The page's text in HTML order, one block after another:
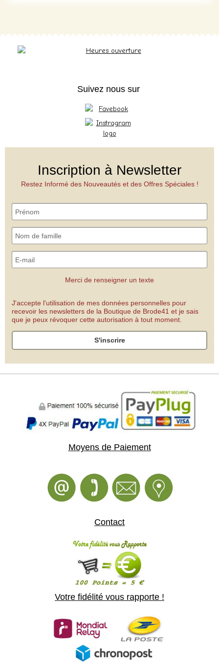
Suivez nous sur
Inscription à Newsletter
Restez Informé des Nouveautés et des Offres Spéciales !
Merci de renseigner un texte
J'accepte l'utilisation de mes données personnelles pour
recevoir les newsletters de la Boutique de Brode41 et je sais
que je peux révoquer cette autorisation à tout moment.
S'inscrire
Moyens de Paiement
Contact
Votre fidélité vous rapporte !